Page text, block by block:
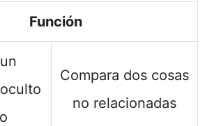
Función
Compara dos cosas
no relacionadas